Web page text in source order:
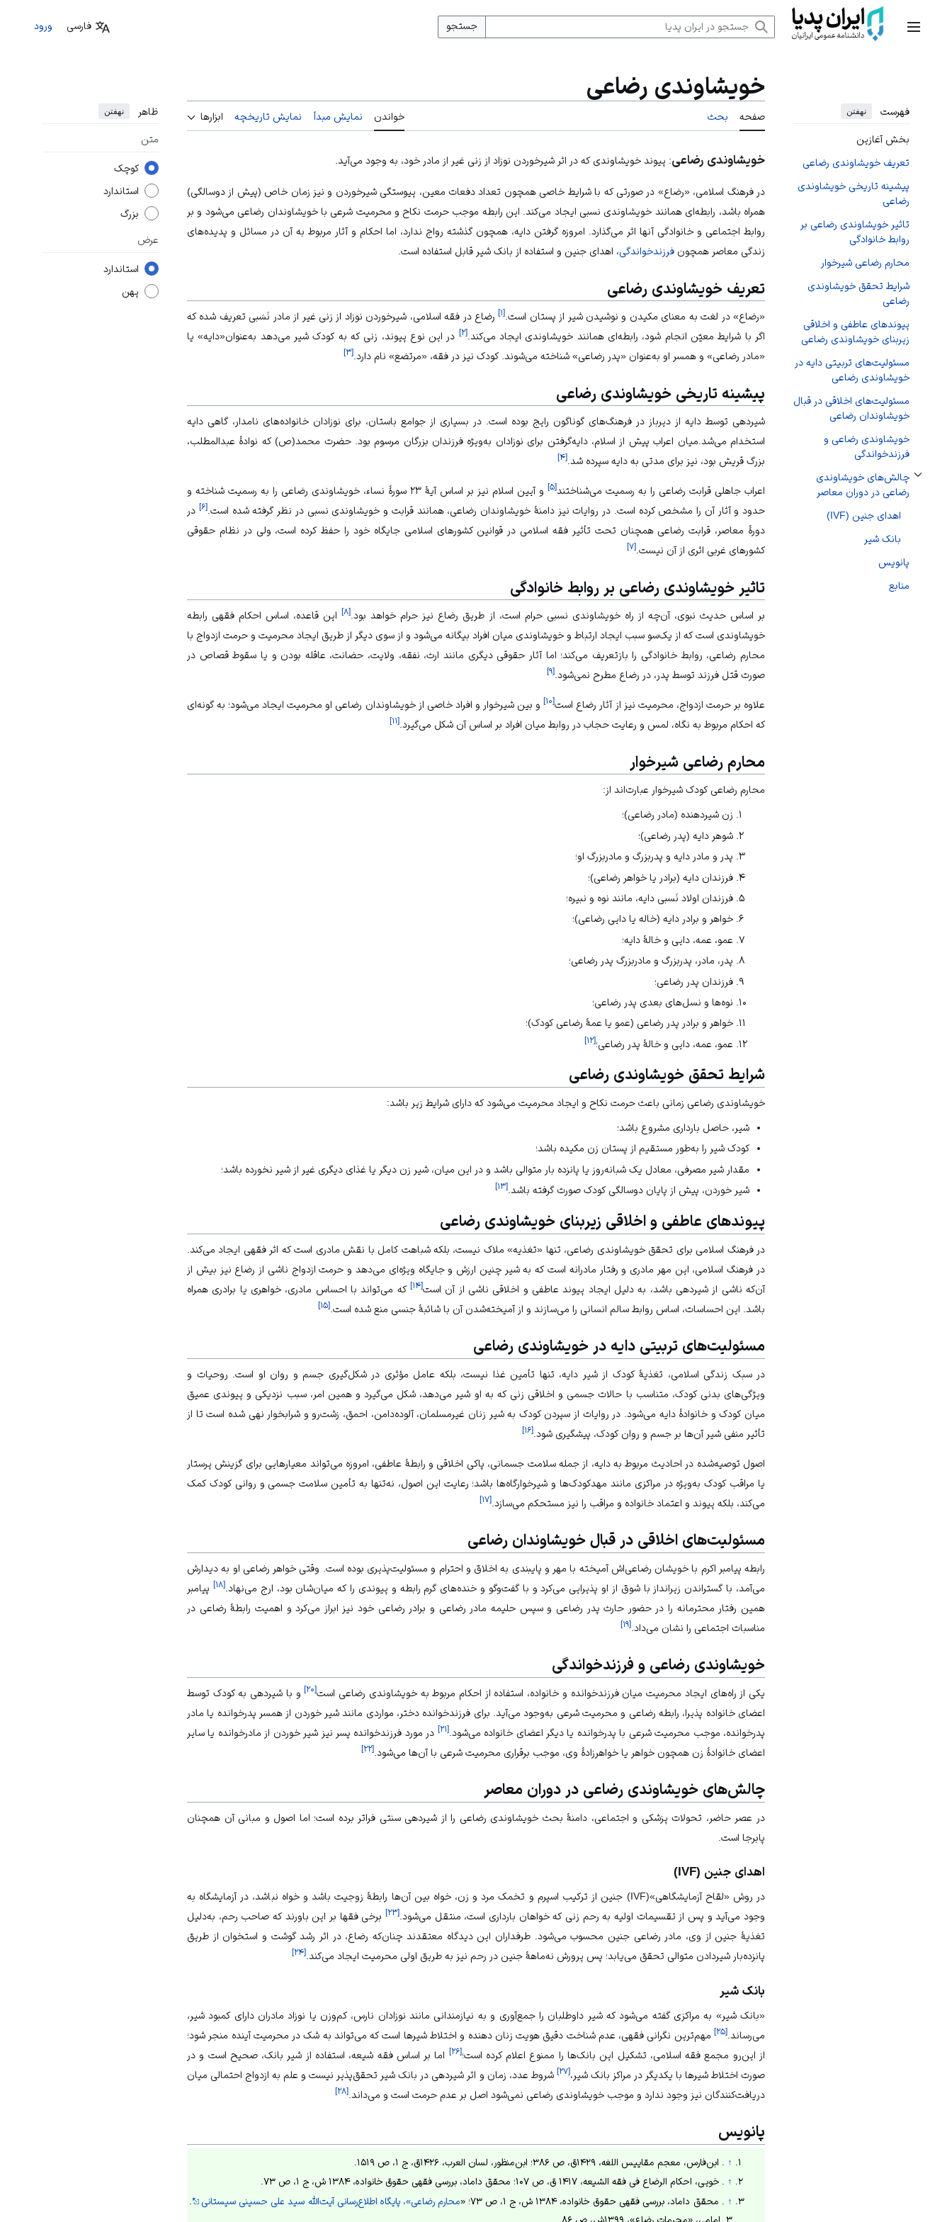
منوی اصلی
جستجو فارسی ورود
فهرست نهفتن
بخش آغازین
تعریف خویشاوندی رضاعی
پیشینه تاریخی خویشاوندی
رضاعی
تاثیر خویشاوندی رضاعی بر
روابط خانوادگی
محارم رضاعی شیرخوار
شرایط تحقق خویشاوندی
رضاعی
پیوندهای عاطفی و اخلاقی
زیربنای خویشاوندی رضاعی
مسئولیت‌های تربیتی دایه در
خویشاوندی رضاعی
مسئولیت‌های اخلاقی در قبال
خویشاوندان رضاعی
خویشاوندی رضاعی و
فرزندخواندگی
چالش‌های خویشاوندی
رضاعی در دوران معاصر
تغییر وضعیت زیربخش‌های چالش‌های خویشاوندی رضاعی در دوران معاصر
اهدای جنین (IVF)
بانک شیر
پانویس
منابع
خویشاوندی رضاعی
صفحه بحث خواندن نمایش مبدأ نمایش تاریخچه ابزارها ظاهر نهفتن
متن
کوچک
استاندارد
بزرگ
عرض
استاندارد
پهن
خویشاوندی رضاعی: پیوند خویشاوندی که در اثر شیرخوردن نوزاد از زنی غیر از مادر خود، به وجود می‌آید.
در فرهنگ اسلامی، «رضاع» در صورتی که با شرایط خاصی همچون تعداد دفعات معین، پیوستگی شیرخوردن و نیز زمان خاص (پیش از دوسالگی)
همراه باشد، رابطه‌ای همانند خویشاوندی نسبی ایجاد می‌کند. این رابطه موجب حرمت نکاح و محرمیت شرعی با خویشاوندان رضاعی می‌شود و بر
روابط اجتماعی و خانوادگی آنها اثر می‌گذارد. امروزه گرفتن دایه، همچون گذشته رواج ندارد، اما احکام و آثار مربوط به آن در مسائل و پدیده‌های
زندگی معاصر همچون فرزندخواندگی، اهدای جنین و استفاده از بانک شیر قابل استفاده است.
تعریف خویشاوندی رضاعی
«رضاع» در لغت به معنای مکیدن و نوشیدن شیر از پستان است.[۱]رضاع در فقه اسلامی، شیرخوردن نوزاد از زنی غیر از مادر نَسَبی تعریف شده که
اگر با شرایط معیّن انجام شود، رابطه‌ای همانند خویشاوندی ایجاد می‌کند.[۲] در این نوع پیوند، زنی که به کودک شیر می‌دهد به‌عنوان«دایه» یا
«مادر رضاعی» و همسر او به‌عنوان «پدر رضاعی» شناخته می‌شوند. کودک نیز در فقه، «مرتضع» نام دارد.[۳]
پیشینه تاریخی خویشاوندی رضاعی
شیردهی توسط دایه از دیرباز در فرهنگ‌های گوناگون رایج بوده است. در بسیاری از جوامع باستان، برای نوزادان خانواده‌های نامدار، گاهی دایه
استخدام می‌شد.میان اعراب پیش از اسلام، دایه‌گرفتن برای نوزادان به‌ویژه فرزندان بزرگان مرسوم بود. حضرت محمد(ص) که نوادۀ عبدالمطلب،
بزرگ قریش بود، نیز برای مدتی به دایه سپرده شد.[۴]
اعراب جاهلی قرابت رضاعی را به رسمیت می‌شناختند[۵]
و آیین اسلام نیز بر اساس آیۀ ۲۳ سورۀ نساء، خویشاوندی رضاعی را به رسمیت شناخته و
حدود و آثار آن را مشخص کرده است. در روایات نیز دامنۀ خویشاوندان رضاعی، همانند قرابت و خویشاوندی نسبی در نظر گرفته‌ شده است.[۶] در
دورۀ معاصر، قرابت رضاعی همچنان تحت تأثیر فقه اسلامی در قوانین کشورهای اسلامی جایگاه خود را حفظ کرده است، ولی در نظام حقوقی
کشورهای غربی اثری از آن نیست.[۷]
تاثیر خویشاوندی رضاعی بر روابط خانوادگی
بر اساس حدیث نبوی، آن‌چه از راه خویشاوندی نسبی حرام است، از طریق رضاع نیز حرام خواهد بود.[۸]این قاعده، اساس احکام فقهی رابطه
خویشاوندی است که از یک‌سو سبب ایجاد ارتباط و خویشاوندی میان افراد بیگانه می‌شود و از سوی دیگر از طریق ایجاد محرمیت و حرمت ازدواج با
محارم رضاعی، روابط خانوادگی را بازتعریف می‌کند؛ اما آثار حقوقی دیگری مانند ارث، نفقه، ولایت، حضانت، عاقله بودن و یا سقوط قصاص در
صورت قتل فرزند توسط پدر، در رضاع مطرح نمی‌شود.[۹]
علاوه بر حرمت ازدواج، محرمیت نیز از آثار رضاع است[۱۰]و بین شیرخوار و افراد خاصی از خویشاوندان رضاعی او محرمیت ایجاد می‌شود؛ به گونه‌ای
که احکام مربوط به نگاه، لمس و رعایت حجاب در روابط میان افراد بر اساس آن شکل می‌گیرد.[۱۱]
محارم رضاعی شیرخوار
محارم رضاعی کودک شیرخوار عبارت‌اند از:
زن شیردهنده (مادر رضاعی)؛
شوهر دایه (پدر رضاعی)؛
پدر و مادر دایه و پدربزرگ و مادربزرگ او؛
فرزندان دایه (برادر یا خواهر رضاعی)؛
فرزندان اولاد نَسبی دایه، مانند نوه و نبیره؛
خواهر و برادر دایه (خاله یا دایی رضاعی)؛
عمو، عمه، دایی و خالۀ دایه؛
پدر، مادر، پدربزرگ و مادربزرگ پدر رضاعی؛
فرزندان پدر رضاعی؛
نوه‌ها و نسل‌های بعدی پدر رضاعی؛
خواهر و برادر پدر رضاعی (عمو یا عمۀ رضاعی کودک)؛
عمو، عمه، دایی و خالۀ پدر رضاعی؛[۱۲]
شرایط تحقق خویشاوندی رضاعی
خویشاوندی رضاعی زمانی باعث حرمت نکاح و ایجاد محرمیت می‌شود که دارای شرایط زیر باشد:
شیر، حاصل بارداری مشروع باشد؛
کودک شیر را به‌طور مستقیم از پستان زن مکیده باشد؛
مقدار شیر مصرفی، معادل یک شبانه‌روز یا پانزده بار متوالی باشد و در این میان، شیر زن دیگر یا غذای دیگری غیر از شیر نخورده باشد؛
شیر خوردن، پیش از پایان دوسالگی کودک صورت گرفته باشد.[۱۳]
پیوندهای عاطفی و اخلاقی زیربنای خویشاوندی رضاعی
در فرهنگ اسلامی برای تحقق خویشاوندی رضاعی، تنها «تغذیه» ملاک نیست، بلکه شباهت کامل با نقش مادری است که اثر فقهی ایجاد می‌کند.
در فرهنگ اسلامی، این مهر مادری و رفتار مادرانه است که به شیر چنین ارزش و جایگاه ویژه‌ای می‌دهد و حرمت ازدواج ناشی از رضاع نیز بیش از
آن‌که ناشی از شیردهی باشد، به دلیل ایجاد پیوند عاطفی و اخلاقی ناشی از آن است[۱۴] که می‌تواند با احساس مادری، خواهری یا برادری همراه
باشد. این احساسات، اساس روابط سالم انسانی را می‌سازند و از آمیخته‌شدن آن با شائبۀ جنسی منع شده است. [۱۵]
مسئولیت‌های تربیتی دایه در خویشاوندی رضاعی
در سبک زندگی اسلامی، تغذیۀ کودک از شیر دایه، تنها تأمین غذا نیست، بلکه عامل مؤثری در شکل‌گیری جسم و روان او است. روحیات و
ویژگی‌های بدنی کودک، متناسب با حالات جسمی و اخلاقی زنی که به او شیر می‌دهد، شکل می‌گیرد و همین امر، سبب نزدیکی و پیوندی عمیق
میان کودک و خانوادۀ دایه می‌شود. در روایات از سپردن کودک به شیر زنان غیرمسلمان، آلوده‌دامن، احمق، زشت‌رو و شرابخوار نهی شده است تا از
تأثیر منفی شیر آن‌ها بر جسم و روان کودک، پیشگیری شود. [۱۶]
اصول توصیه‌شده در احادیث مربوط به دایه، از جمله سلامت جسمانی، پاکی اخلاقی و رابطۀ عاطفی، امروزه می‌تواند معیارهایی برای گزینش پرستار
یا مراقب کودک به‌ویژه در مراکزی مانند مهدکودک‌ها و شیرخوارگاه‌ها باشد؛ رعایت این اصول، نه‌تنها به تأمین سلامت جسمی و روانی کودک کمک
می‌کند، بلکه پیوند و اعتماد خانواده و مراقب را نیز مستحکم می‌سازد. [۱۷]
مسئولیت‌های اخلاقی در قبال خویشاوندان رضاعی
رابطه پیامبر اکرم با خویشان رضاعی‌اش آمیخته با مهر و پایبندی به اخلاق و احترام و مسئولیت‌پذیری بوده است. وقتی خواهر رضاعی او به دیدارش
می‌آمد، با گستراندن زیرانداز با شوق از او پذیرایی می‌کرد و با گفت‌وگو و خنده‌های گرم رابطه و پیوندی را که میان‌شان بود، ارج می‌نهاد.[۱۸] پیامبر
همین رفتار محترمانه را در حضور حارث پدر رضاعی و سپس حلیمه مادر رضاعی و برادر رضاعی خود نیز ابراز می‌کرد و اهمیت رابطۀ رضاعی در
مناسبات اجتماعی را نشان می‌داد. [۱۹]
خویشاوندی رضاعی و فرزندخواندگی
یکی از راه‌های ایجاد محرمیت میان فرزندخوانده و خانواده‌، استفاده از احکام مربوط به خویشاوندی رضاعی است[۲۰]و با شیردهی به کودک توسط
اعضای خانواده پذیرا، رابطه رضاعی و محرمیت شرعی به‌وجود می‌آید. برای فرزندخوانده دختر، مواردی مانند شیر خوردن از همسر پدرخوانده یا مادر
پدرخوانده، موجب محرمیت شرعی با پدرخوانده یا دیگر اعضای خانواده می‌شود.[۲۱] در مورد فرزندخوانده پسر نیز شیر خوردن از مادرخوانده یا سایر
اعضای خانوادۀ زن همچون خواهر یا خواهرزادۀ وی، موجب برقراری محرمیت شرعی با آن‌ها می‌شود. [۲۲]
چالش‌های خویشاوندی رضاعی در دوران معاصر
در عصر حاضر، تحولات پزشکی و اجتماعی، دامنۀ بحث خویشاوندی رضاعی را از شیردهی سنتی فراتر برده است؛ اما اصول و مبانی آن همچنان
پابرجا است.
اهدای جنین (IVF)
در روش «لقاح آزمایشگاهی»(IVF) جنین از ترکیب اسپرم و تخمک مرد و زن، خواه بین آن‌ها رابطۀ زوجیت باشد و خواه نباشد، در آزمایشگاه به
وجود می‌آید و پس از تقسیمات اولیه به رحم زنی که خواهان بارداری است، منتقل می‌شود. [۲۳] برخی فقها بر این باورند که صاحب رحم، به‌دلیل
تغذیۀ جنین از وی، مادر رضاعی جنین محسوب می‌شود. طرفداران این دیدگاه معتقدند چنان‌که رضاع، در اثر رشد گوشت و استخوان از طریق
پانزده‌بار شیردادن متوالی تحقق می‌یابد؛ پس پرورش نه‌ماهۀ جنین در رحم نیز به‌ طریق اولی محرمیت ایجاد می‌کند. [۲۴]
بانک شیر
«بانک شیر» به مراکزی گفته می‌شود که شیر داوطلبان را جمع‌آوری و به نیازمندانی مانند نوزادان نارس، کم‌وزن یا نوزاد مادران دارای کمبود شیر،
می‌رساند. [۲۵] مهم‌ترین نگرانی فقهی، عدم شناخت دقیق هویت زنان دهنده و اختلاط شیرها است که می‌تواند به شک در محرمیت آینده منجر شود؛
از این‌رو مجمع فقه اسلامی، تشکیل این بانک‌ها را ممنوع اعلام کرده است؛[۲۶] اما بر اساس فقه شیعه، استفاده از شیر بانک، صحیح است و در
صورت اختلاط شیرها با یکدیگر در مراکز بانک شیر،[۲۷] شروط عدد، زمان و اثر شیردهی در بانک شیر تحقق‌پذیر نیست و علم به ازدواج احتمالی میان
دریافت‌کنندگان نیز وجود ندارد و موجب خویشاوندی رضاعی نمی‌شود اصل بر عدم حرمت است و می‌داند. [۲۸]
پانویس
↑
. ابن‌فارس، معجم مقاییس اللغه، ۱۴۲۹ق، ص ۳۸۶؛ ابن‌منظور، لسان العرب، ۱۴۲۶ق، ج ۱، ص ۱۵۱۹.
↑ . خویی، احکام الرضاع فی فقه الشیعه، ۱۴۱۷ ق، ص ۱۰۷؛ محقق داماد، بررسی فقهی حقوق خانواده، ۱۳۸۴ ش، ج ۱، ص ۷۳.
↑
. محقق داماد، بررسی فقهی حقوق خانواده، ۱۳۸۴ ش، ج ۱، ص ۷۳؛ « محارم رضاعی»، پایگاه اطلاع‌رسانی آیت‌الله سید علی حسینی سیستانی
۳. امامی، «محرمات رضاع»، ۱۳۹۹ش، ص ۸۶.